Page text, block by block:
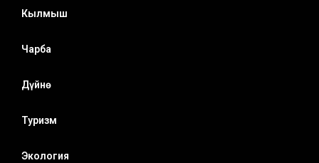
Кылмыш
Чарба
Дүйнө
Туризм
Экология